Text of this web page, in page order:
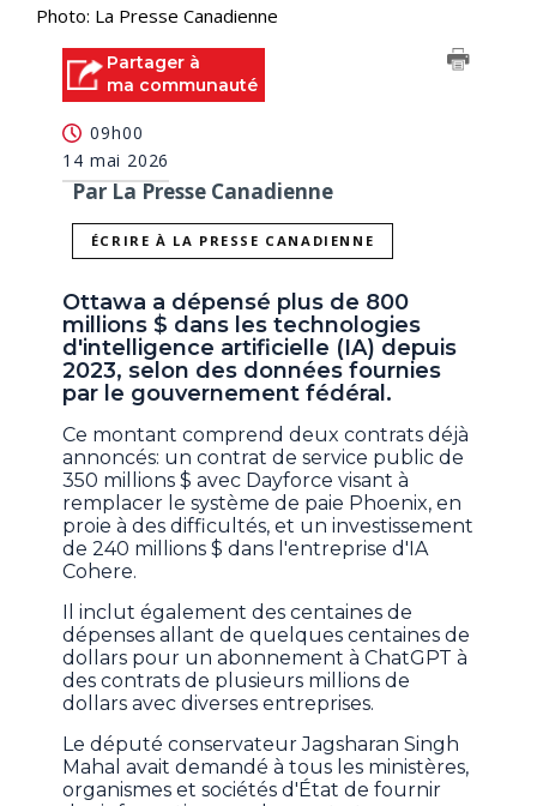
Photo: La Presse Canadienne
Partager à
ma communauté
09h00
14 mai 2026
Par La Presse Canadienne
ÉCRIRE À LA PRESSE CANADIENNE
Ottawa a dépensé plus de 800
millions $ dans les technologies
d'intelligence artificielle (IA) depuis
2023, selon des données fournies
par le gouvernement fédéral.
Ce montant comprend deux contrats déjà
annoncés: un contrat de service public de
350 millions $ avec Dayforce visant à
remplacer le système de paie Phoenix, en
proie à des difficultés, et un investissement
de 240 millions $ dans l'entreprise d'IA
Cohere.
Il inclut également des centaines de
dépenses allant de quelques centaines de
dollars pour un abonnement à ChatGPT à
des contrats de plusieurs millions de
dollars avec diverses entreprises.
Le député conservateur Jagsharan Singh
Mahal avait demandé à tous les ministères,
organismes et sociétés d'État de fournir